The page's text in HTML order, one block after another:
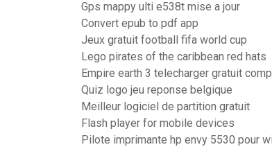
Gps mappy ulti e538t mise a jour
Convert epub to pdf app
Jeux gratuit football fifa world cup
Lego pirates of the caribbean red hats
Empire earth 3 telecharger gratuit
Quiz logo jeu reponse belgique
Meilleur logiciel de partition gratuit
Flash player for mobile devices
Pilote imprimante hp envy 5530 pour